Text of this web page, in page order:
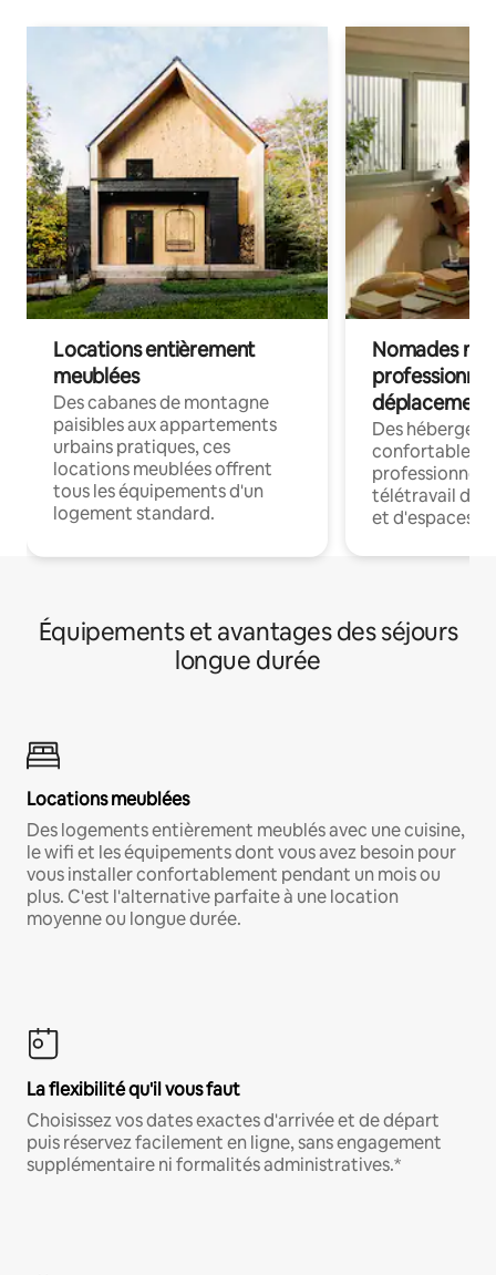
Locations entièrement
meublées
Des cabanes de montagne
paisibles aux appartements
urbains pratiques, ces
locations meublées offrent
tous les équipements d'un
logement standard.
Nomades
déplacement
Des
confortables
professionnels
télétravail
et d'espaces
Équipements et avantages des séjours
longue durée
Locations meublées
Des logements entièrement meublés avec une cuisine,
le wifi et les équipements dont vous avez besoin pour
vous installer confortablement pendant un mois ou
plus. C'est l'alternative parfaite à une location
moyenne ou longue durée.
La flexibilité qu'il vous faut
Choisissez vos dates exactes d'arrivée et de départ
puis réservez facilement en ligne, sans engagement
supplémentaire ni formalités administratives.*